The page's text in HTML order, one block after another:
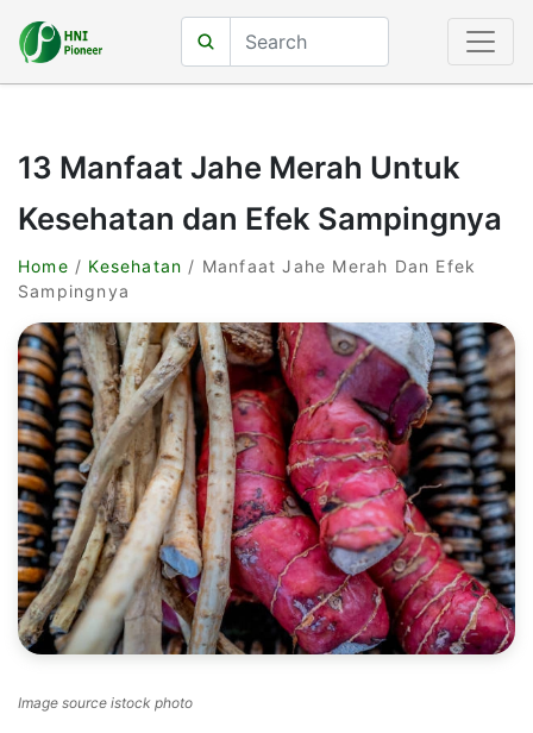
13 Manfaat Jahe Merah Untuk
Kesehatan dan Efek Sampingnya
Home / Kesehatan / Manfaat Jahe Merah Dan Efek
Sampingnya
Image source istock photo